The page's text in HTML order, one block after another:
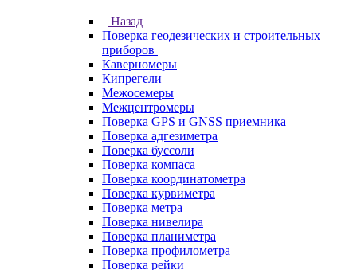
Назад
Поверка геодезических и строительных
приборов
Каверномеры
Кипрегели
Межосемеры
Межцентромеры
Поверка GPS и GNSS приемника
Поверка адгезиметра
Поверка буссоли
Поверка компаса
Поверка координатометра
Поверка курвиметра
Поверка метра
Поверка нивелира
Поверка планиметра
Поверка профилометра
Поверка рейки